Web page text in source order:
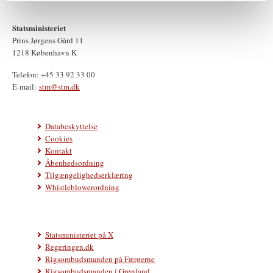
Statsministeriet
Prins Jørgens Gård 11
1218 København K
Telefon: +45 33 92 33 00
E-mail: stm@stm.dk
Databeskyttelse
Cookies
Kontakt
Åbenhedsordning
Tilgængelighedserklæring
Whistleblowerordning
Statsministeriet på X
Regeringen.dk
Rigsombudsmanden på Færøerne